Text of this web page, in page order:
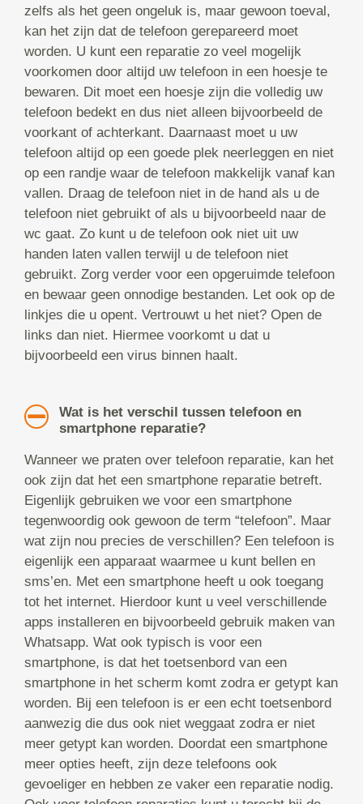
zelfs als het geen ongeluk is, maar gewoon toeval,
kan het zijn dat de telefoon gerepareerd moet
worden. U kunt een reparatie zo veel mogelijk
voorkomen door altijd uw telefoon in een hoesje te
bewaren. Dit moet een hoesje zijn die volledig uw
telefoon bedekt en dus niet alleen bijvoorbeeld de
voorkant of achterkant. Daarnaast moet u uw
telefoon altijd op een goede plek neerleggen en niet
op een randje waar de telefoon makkelijk vanaf kan
vallen. Draag de telefoon niet in de hand als u de
telefoon niet gebruikt of als u bijvoorbeeld naar de
wc gaat. Zo kunt u de telefoon ook niet uit uw
handen laten vallen terwijl u de telefoon niet
gebruikt. Zorg verder voor een opgeruimde telefoon
en bewaar geen onnodige bestanden. Let ook op de
linkjes die u opent. Vertrouwt u het niet? Open de
links dan niet. Hiermee voorkomt u dat u
bijvoorbeeld een virus binnen haalt.
Wat is het verschil tussen telefoon en
smartphone reparatie?
Wanneer we praten over telefoon reparatie, kan het
ook zijn dat het een smartphone reparatie betreft.
Eigenlijk gebruiken we voor een smartphone
tegenwoordig ook gewoon de term “telefoon”. Maar
wat zijn nou precies de verschillen? Een telefoon is
eigenlijk een apparaat waarmee u kunt bellen en
sms’en. Met een smartphone heeft u ook toegang
tot het internet. Hierdoor kunt u veel verschillende
apps installeren en bijvoorbeeld gebruik maken van
Whatsapp. Wat ook typisch is voor een
smartphone, is dat het toetsenbord van een
smartphone in het scherm komt zodra er getypt kan
worden. Bij een telefoon is er een echt toetsenbord
aanwezig die dus ook niet weggaat zodra er niet
meer getypt kan worden. Doordat een smartphone
meer opties heeft, zijn deze telefoons ook
gevoeliger en hebben ze vaker een reparatie nodig.